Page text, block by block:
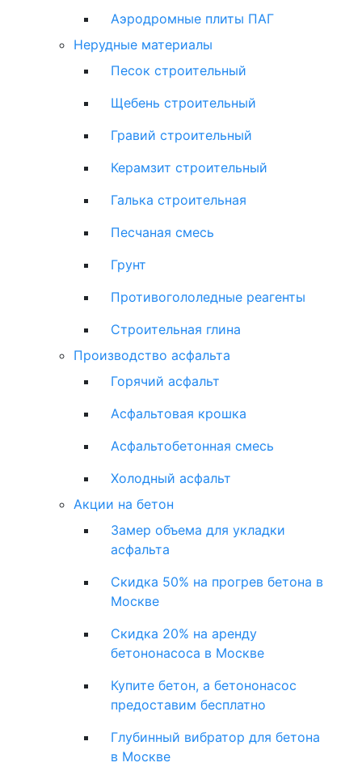
Аэродромные плиты ПАГ
Нерудные материалы
Песок строительный
Щебень строительный
Гравий строительный
Керамзит строительный
Галька строительная
Песчаная смесь
Грунт
Противогололедные реагенты
Строительная глина
Производство асфальта
Горячий асфальт
Асфальтовая крошка
Асфальтобетонная смесь
Холодный асфальт
Акции на бетон
Замер объема для укладки
асфальта
Скидка 50% на прогрев бетона в
Москве
Скидка 20% на аренду
бетононасоса в Москве
Купите бетон, а бетононасос
предоставим бесплатно
Глубинный вибратор для бетона
в Москве